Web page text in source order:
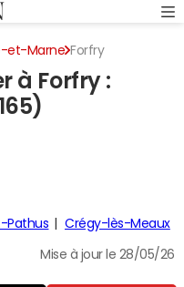
et-Marne Forfry
à Forfry :
Pathus Crégy-lès-Meaux
Mise à jour le 28/05/26